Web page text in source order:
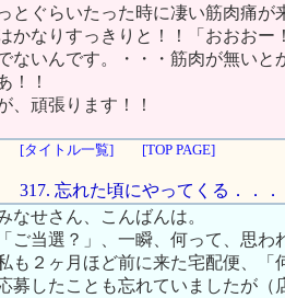
とぐらいたった時に凄い筋肉痛
かなりすっきりと！！「おおお
ないんです。・・・筋肉が無い
！！
、頑張ります！！
[タイトル一覧] [TOP PAGE]
317. 忘れた頃にやってくる．．
なせさん、こんばんは。
「ご当選？」、一瞬、何って、思わ
も２ヶ月ほど前に来た宅配便、「
募したことも忘れていましたが